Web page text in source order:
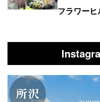
フラワーヒ